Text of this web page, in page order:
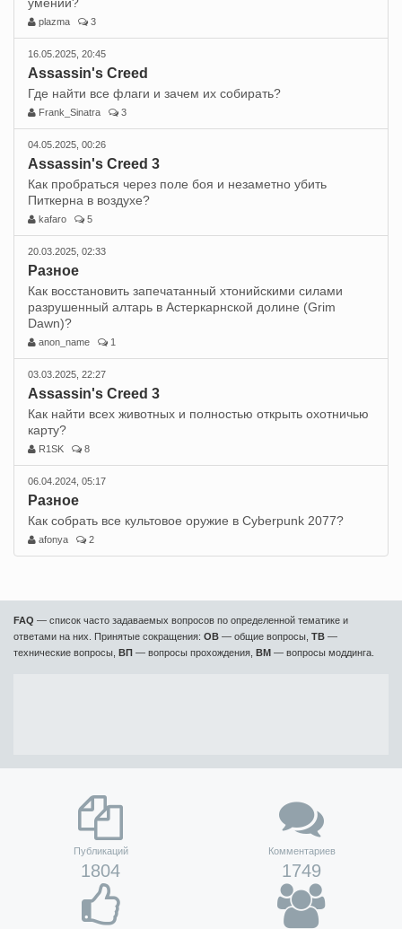
plazma 3
16.05.2025, 20:45
Assassin's Creed
Где найти все флаги и зачем их собирать?
Frank_Sinatra 3
04.05.2025, 00:26
Assassin's Creed 3
Как пробраться через поле боя и незаметно убить
Питкерна в воздухе?
kafaro 5
20.03.2025, 02:33
Разное
Как восстановить запечатанный хтонийскими силами
разрушенный алтарь в Астеркарнской долине (Grim
Dawn)?
anon_name 1
03.03.2025, 22:27
Assassin's Creed 3
Как найти всех животных и полностью открыть охотничью
карту?
R1SK 8
06.04.2024, 05:17
Разное
Как собрать все культовое оружие в Cyberpunk 2077?
afonya 2
FAQ — список часто задаваемых вопросов по определенной тематике и
ответами на них. Принятые сокращения: ОВ — общие вопросы, ТВ —
технические вопросы, ВП — вопросы прохождения, ВМ — вопросы моддинга.
Публикаций
1804
Комментариев
1749